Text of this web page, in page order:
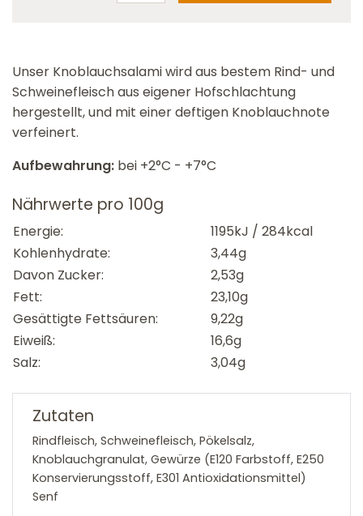
Zutaten
Rindfleisch, Schweinefleisch, Pökelsalz,
Knoblauchgranulat, Gewürze (E120 Farbstoff, E250
Konservierungsstoff, E301 Antioxidationsmittel)
Senf
Unser Knoblauchsalami wird aus bestem Rind- und
Schweinefleisch aus eigener Hofschlachtung
hergestellt, und mit einer deftigen Knoblauchnote
verfeinert.
Aufbewahrung: bei +2°C - +7°C
Nährwerte pro 100g
Energie:
1195kJ / 284kcal
Kohlenhydrate:
3,44g
Davon Zucker:
2,53g
Fett:
23,10g
Gesättigte Fettsäuren:
9,22g
Eiweiß:
16,6g
Salz:
3,04g